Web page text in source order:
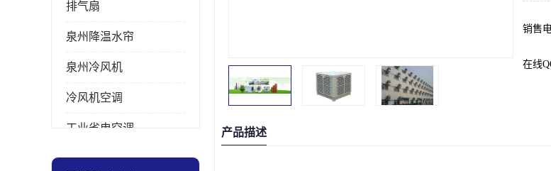
排气扇
泉州降温水帘
泉州冷风机
冷风机空调
工业省电空调
工业大吊扇
销售
在线
产品描述